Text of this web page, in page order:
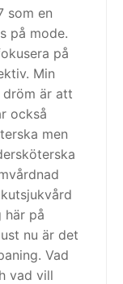
som en
på mode.
på
Min
dröm är att
också
men
här på
nu är det
Vad
vad vill